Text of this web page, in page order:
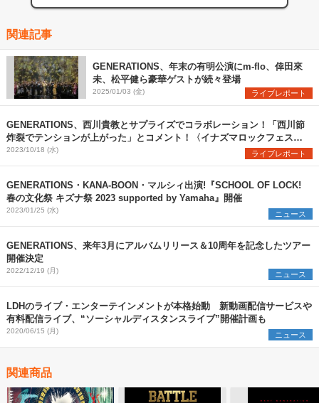
関連記事
GENERATIONS、年末の有明公演にm-flo、倖田來
未、松平健ら豪華ゲストが続々登場
2025/01/03 (金) ライブレポート
GENERATIONS、西川貴教とサプライズでコラボレーション！「西川節
炸裂でテンションが上がった」とコメント！〈イナズマロックフェス
2023〉
2023/10/18 (水) ライブレポート
GENERATIONS・KANA-BOON・マルシィ出演!『SCHOOL OF LOCK!
春の文化祭 キズナ祭 2023 supported by Yamaha』開催
2023/01/25 (水) ニュース
GENERATIONS、来年3月にアルバムリリース＆10周年を記念したツアー
開催決定
2022/12/19 (月) ニュース
LDHのライブ・エンターテインメントが本格始動 新動画配信サービスや
有料配信ライブ、“ソーシャルディスタンスライブ”開催計画も
2020/06/15 (月) ニュース
関連商品